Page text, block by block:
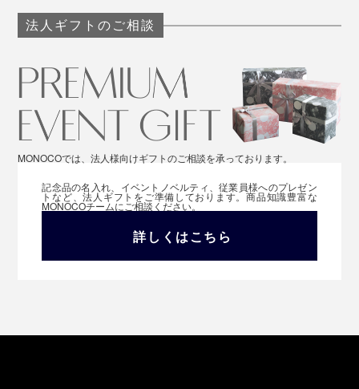
法人ギフトのご相談
MONOCOでは、法人様向けギフトのご相談を承っております。
記念品の名入れ、イベントノベルティ、従業員様へのプレゼン
トなど、法人ギフトをご準備しております。商品知識豊富な
MONOCOチームにご相談ください。
詳しくはこちら